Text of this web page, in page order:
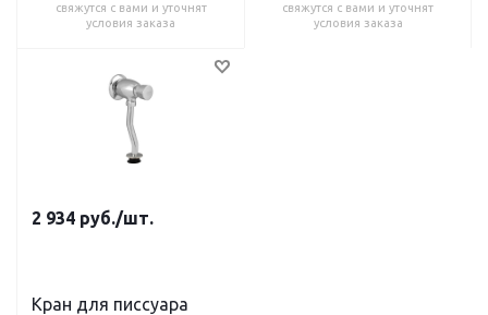
свяжутся с вами и уточнят
условия заказа
свяжутся с вами и уточнят
условия заказа
2 934 руб./шт.
Кран для писсуара